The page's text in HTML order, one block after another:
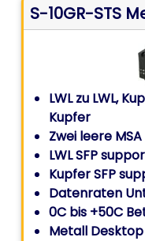
S-10GR-STS
LWL zu LWL,
Kupfer
Zwei leere
LWL SFP
Kupfer SFP
Datenraten
0C bis +50C
Metall